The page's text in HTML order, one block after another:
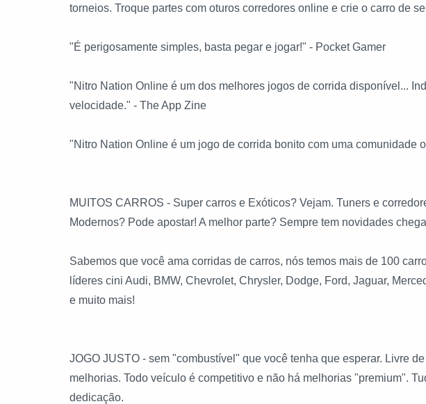
torneios. Troque partes com oturos corredores online e crie o carro de
"É perigosamente simples, basta pegar e jogar!" - Pocket Gamer
"Nitro Nation Online é um dos melhores jogos de corrida disponível...
velocidade." - The App Zine
"Nitro Nation Online é um jogo de corrida bonito com uma comunidade
MUITOS CARROS - Super carros e Exóticos? Vejam. Tuners e
Modernos? Pode apostar! A melhor parte? Sempre tem novidades
Sabemos que você ama corridas de carros, nós temos mais de 100
líderes cini Audi, BMW, Chevrolet, Chrysler, Dodge, Ford, Jaguar,
e muito mais!
JOGO JUSTO - sem "combustível" que você tenha que esperar. Livre
melhorias. Todo veículo é competitivo e não há melhorias "premium".
dedicação.